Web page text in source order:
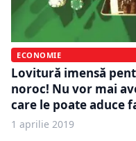
ECONOMIE
Lovitură imensă
noroc! Nu vor mai
care le poate aduce
1 aprilie 2019